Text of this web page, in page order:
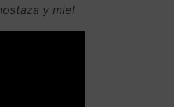
y miel